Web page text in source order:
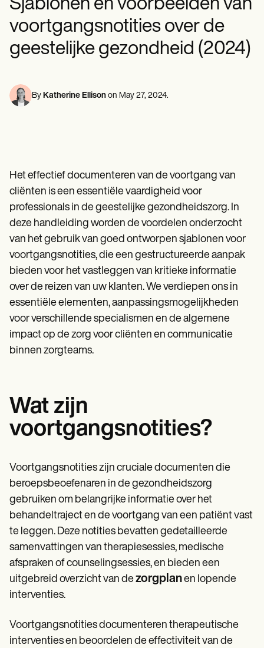
Professionals in de geestelijke gezondheidszorg
Maatschappelijk werkers
Diëtisten en voedingsdeskundigen
Fysiotherapeuten
Psychologen
Ergotherapeuten
Resources
ICD-codes
Superbill-sjabloon
SOAP-notitiesjabloon
Sjabloon voor behandelplan
Informed Consent Form
Social Work Treatment Plans
DAR Note Template
Patient Visit Summary Template
Help Center
Demos
Training Hub
Switch to Carepatron
Become a Partner
Pricing
Why Carepatron?
Insurance claims
Speech therapists
Life coaches
Massage therapists
Personal trainers
Sjablonen en voorbeelden van
voortgangsnotities over de
geestelijke gezondheid (2024)
By Katherine Ellison on May 27, 2024.
Het effectief documenteren van de voortgang van
cliënten is een essentiële vaardigheid voor
professionals in de geestelijke gezondheidszorg. In
deze handleiding worden de voordelen onderzocht
van het gebruik van goed ontworpen sjablonen voor
voortgangsnotities, die een gestructureerde aanpak
bieden voor het vastleggen van kritieke informatie
over de reizen van uw klanten. We verdiepen ons in
essentiële elementen, aanpassingsmogelijkheden
voor verschillende specialismen en de algemene
impact op de zorg voor cliënten en communicatie
binnen zorgteams.
Wat zijn
voortgangsnotities?
Voortgangsnotities zijn cruciale documenten die
beroepsbeoefenaren in de gezondheidszorg
gebruiken om belangrijke informatie over het
behandeltraject en de voortgang van een patiënt vast
te leggen. Deze notities bevatten gedetailleerde
samenvattingen van therapiesessies, medische
afspraken of counselingsessies, en bieden een
uitgebreid overzicht van dezorgplanen lopende
interventies.
Voortgangsnotities documenteren therapeutische
interventies en beoordelen de effectiviteit van de